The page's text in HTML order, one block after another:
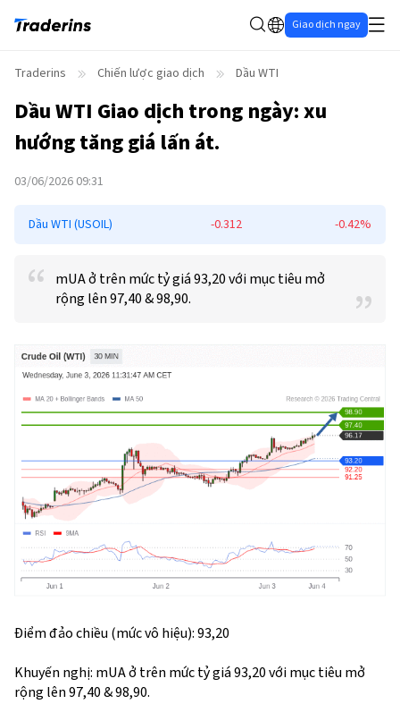
Giao dịch ngay
Traderins Chiến lược giao dịch Dầu WTI
Dầu WTI Giao dịch trong ngày: xu
hướng tăng giá lấn át.
03/06/2026 09:31
Dầu WTI (USOIL) -0.312 -0.42%
mUA ở trên mức tỷ giá 93,20 với mục tiêu mở
rộng lên 97,40 & 98,90.
Điểm đảo chiều (mức vô hiệu): 93,20
Khuyến nghị: mUA ở trên mức tỷ giá 93,20 với mục tiêu mở
rộng lên 97,40 & 98,90.